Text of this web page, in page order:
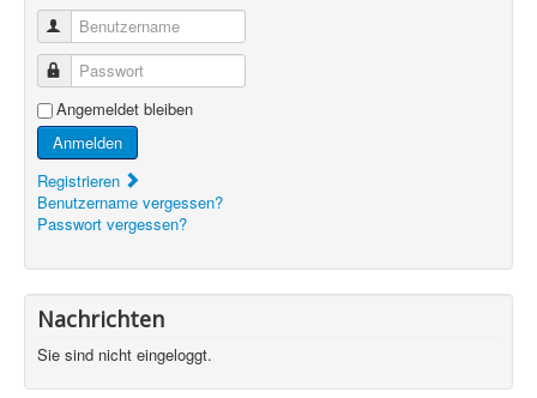
Benutzername
Passwort
Angemeldet bleiben
Anmelden
Registrieren
Benutzername vergessen?
Passwort vergessen?
Nachrichten
Sie sind nicht eingeloggt.